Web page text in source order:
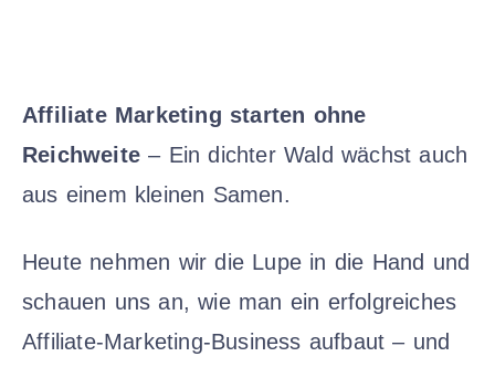
Affiliate Marketing starten ohne
Reichweite – Ein dichter Wald wächst auch
aus einem kleinen Samen.
Heute nehmen wir die Lupe in die Hand und
schauen uns an, wie man ein erfolgreiches
Affiliate-Marketing-Business aufbaut – und